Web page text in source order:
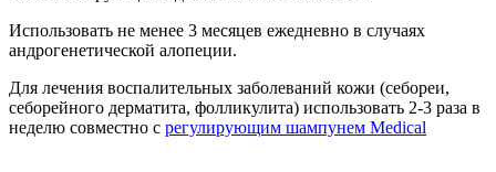
Использовать не менее 3 месяцев ежедневно в случаях
андрогенетической алопеции.
Для лечения воспалительных заболеваний кожи (себореи,
себорейного дерматита, фолликулита) использовать 2-3 раза в
неделю совместно с регулирующим шампунем Medical